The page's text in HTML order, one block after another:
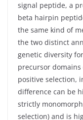
signal peptide, a
beta hairpin
the same kind of
the two distinct
genetic diversity
precursor
positive selection,
difference can be
strictly
selection) and is